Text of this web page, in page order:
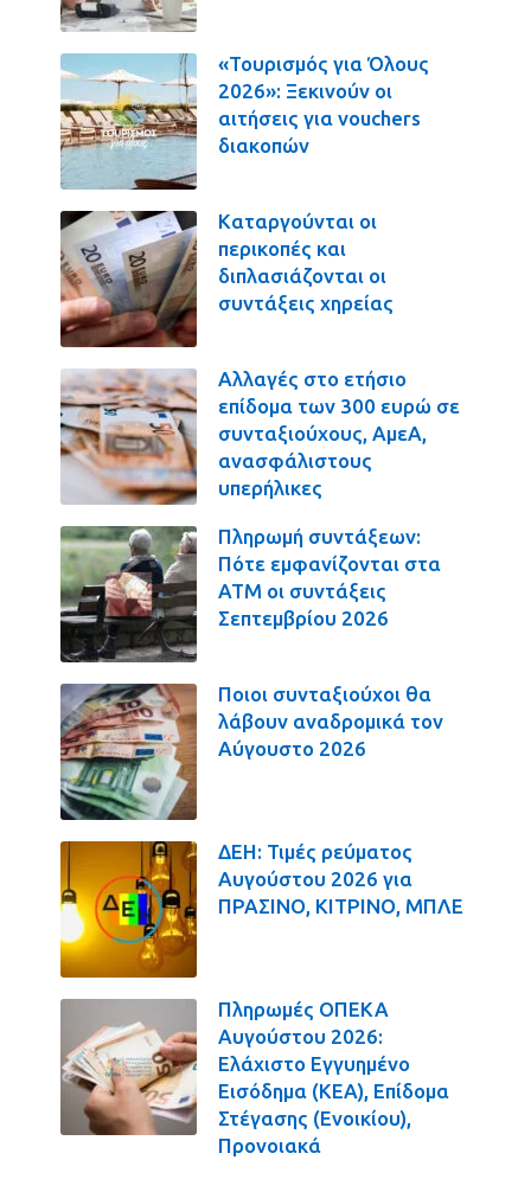
«Τουρισμός για Όλους
2026»: Ξεκινούν οι
αιτήσεις για vouchers
διακοπών
Καταργούνται οι
περικοπές και
διπλασιάζονται οι
συντάξεις χηρείας
Αλλαγές στο ετήσιο
επίδομα των 300 ευρώ σε
συνταξιούχους, ΑμεΑ,
ανασφάλιστους
υπερήλικες
Πληρωμή συντάξεων:
Πότε εμφανίζονται στα
ΑΤΜ οι συντάξεις
Σεπτεμβρίου 2026
Ποιοι συνταξιούχοι θα
λάβουν αναδρομικά τον
Αύγουστο 2026
ΔΕΗ: Τιμές ρεύματος
Αυγούστου 2026 για
ΠΡΑΣΙΝΟ, ΚΙΤΡΙΝΟ, ΜΠΛΕ
Πληρωμές ΟΠΕΚΑ
Αυγούστου 2026:
Ελάχιστο Εγγυημένο
Εισόδημα (ΚΕΑ), Επίδομα
Στέγασης (Ενοικίου),
Προνοιακά